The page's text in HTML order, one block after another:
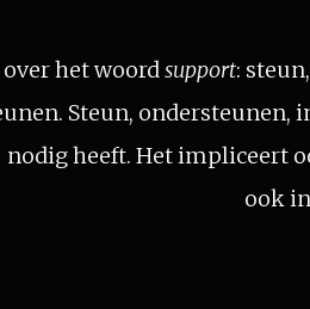
het woordsupport:
Steun, ondersteunen,
nodig heeft. Het impliceert
ook